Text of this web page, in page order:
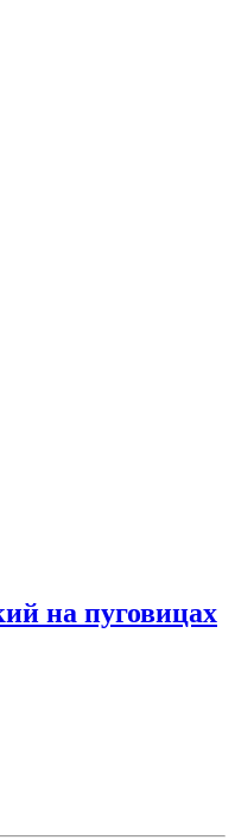
на пуговицах